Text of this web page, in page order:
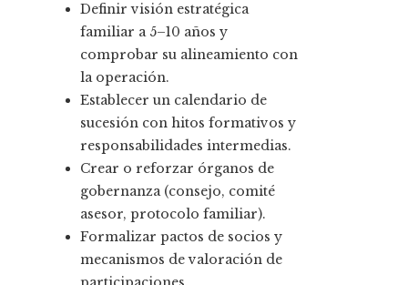
Definir visión estratégica
familiar a 5–10 años y
comprobar su alineamiento con
la operación.
Establecer un calendario de
sucesión con hitos formativos y
responsabilidades intermedias.
Crear o reforzar órganos de
gobernanza (consejo, comité
asesor, protocolo familiar).
Formalizar pactos de socios y
mecanismos de valoración de